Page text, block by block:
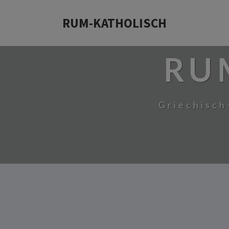
RUM-KATHOLISCH